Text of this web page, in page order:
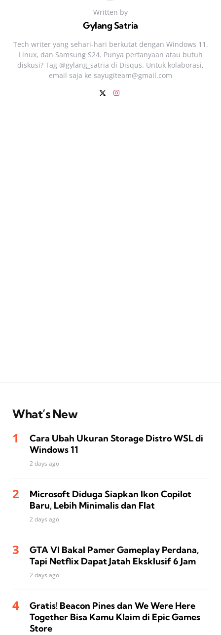
Written by
Gylang Satria
Tech writer yang sehari‑hari berkutat dengan Windows 11,
Linux, dan Samsung S24. Punya pertanyaan atau butuh
diskusi? Tag @gylang_satria di Disqus. Untuk kolaborasi,
email saja ke sayugiteam@gmail.com
What’s New
Cara Ubah Ukuran Storage Distro WSL di
Windows 11
2 days ago
Microsoft Diduga Siapkan Ikon Copilot
Baru, Lebih Minimalis dan Flat
2 days ago
GTA VI Bakal Pamer Gameplay Perdana,
Tapi Netflix Dapat Jatah Eksklusif 6 Jam
2 days ago
Gratis! Beacon Pines dan We Were Here
Together Bisa Kamu Klaim di Epic Games
Store